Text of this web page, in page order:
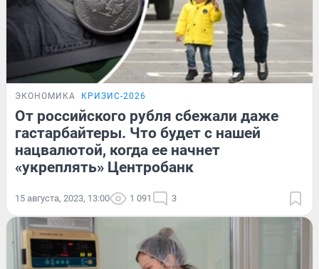
ЭКОНОМИКА КРИЗИС-2026
От российского рубля сбежали даже
гастарбайтеры. Что будет с нашей
нацвалютой, когда ее начнет
«укреплять» Центробанк
15 августа, 2023, 13:00 1 091 3